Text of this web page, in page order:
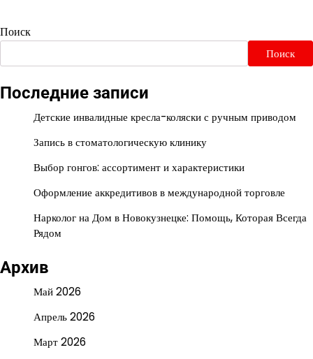
Поиск
Поиск
Последние записи
Детские инвалидные кресла-коляски с ручным приводом
Запись в стоматологическую клинику
Выбор гонгов: ассортимент и характеристики
Оформление аккредитивов в международной торговле
Нарколог на Дом в Новокузнецке: Помощь, Которая Всегда
Рядом
Архив
Май 2026
Апрель 2026
Март 2026